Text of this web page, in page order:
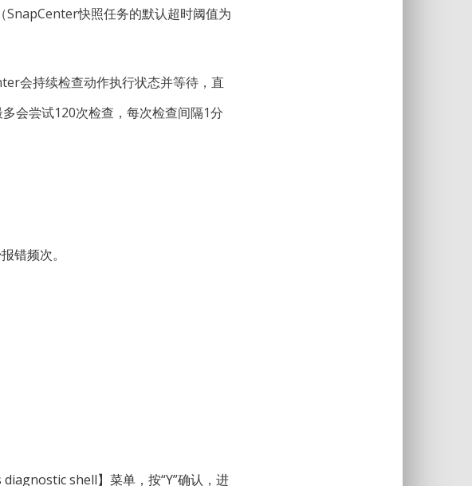
快照任务的默认超时阈值为
会持续检查动作执行状态并等待，直
会尝试120次检查，每次检查间隔1分
错频次。
shell】菜单，按“Y”确认，进